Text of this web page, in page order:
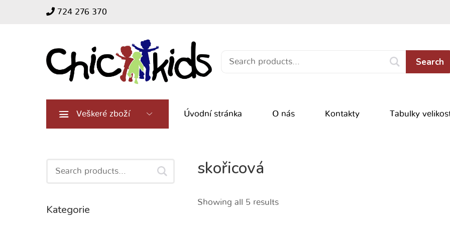
724 276 370
Search
Veškeré zboží Úvodní stránka O nás Kontakty Tabulky
Search
Kategorie
skořicová
Showing all 5 results